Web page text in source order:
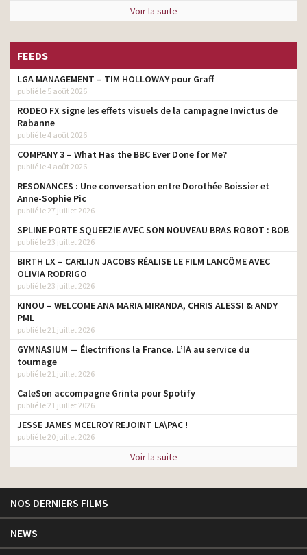
Voir la suite
FEEDS
LGA MANAGEMENT – TIM HOLLOWAY pour Graff
publié le 5 août 2026
RODEO FX signe les effets visuels de la campagne Invictus de
Rabanne
publié le 4 août 2026
COMPANY 3 – What Has the BBC Ever Done for Me?
publié le 4 août 2026
RESONANCES : Une conversation entre Dorothée Boissier et
Anne-Sophie Pic
publié le 27 juillet 2026
SPLINE PORTE SQUEEZIE AVEC SON NOUVEAU BRAS ROBOT : BOB
publié le 23 juillet 2026
BIRTH LX – CARLIJN JACOBS RÉALISE LE FILM LANCÔME AVEC
OLIVIA RODRIGO
publié le 23 juillet 2026
KINOU – WELCOME ANA MARIA MIRANDA, CHRIS ALESSI & ANDY
PML
publié le 21 juillet 2026
GYMNASIUM — Électrifions la France. L’IA au service du
tournage
publié le 21 juillet 2026
CaleSon accompagne Grinta pour Spotify
publié le 21 juillet 2026
JESSE JAMES MCELROY REJOINT LA\PAC !
publié le 20 juillet 2026
Voir la suite
NOS DERNIERS FILMS
NEWS